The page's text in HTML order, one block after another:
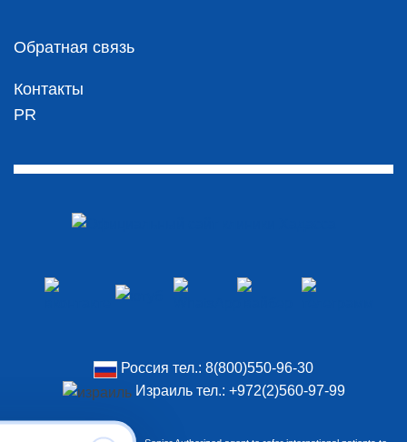
Обратная связь
Контакты
PR
Россия тел.: 8(800)550-96-30
Израиль тел.: +972(2)560-97-99